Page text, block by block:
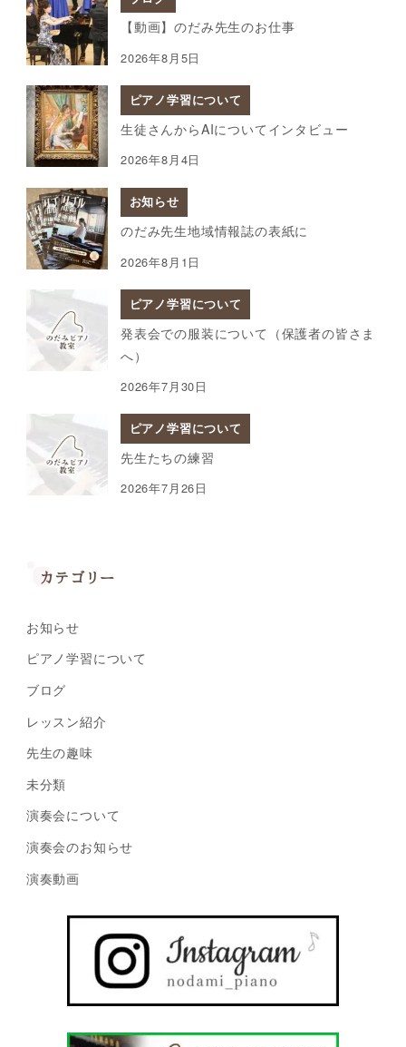
【動画】のだみ先生のお仕事
2026年8月5日
ピアノ学習について
生徒さんからAIについてインタビュー
2026年8月4日
お知らせ
のだみ先生地域情報誌の表紙に
2026年8月1日
ピアノ学習について
発表会での服装について（保護者の皆さま
へ）
2026年7月30日
ピアノ学習について
先生たちの練習
2026年7月26日
カテゴリー
お知らせ
ピアノ学習について
ブログ
レッスン紹介
先生の趣味
未分類
演奏会について
演奏会のお知らせ
演奏動画